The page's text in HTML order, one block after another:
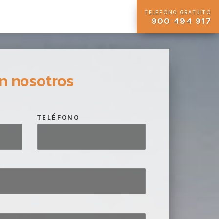
TELEFONO GRATUITO
900 494 917
nosotros
TELÉFONO